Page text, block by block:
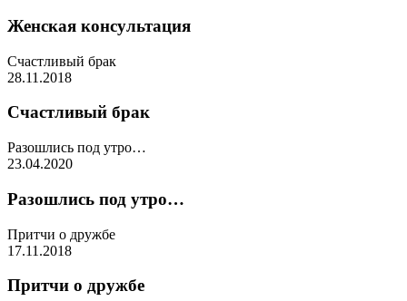
Женская консультация
Счастливый брак
28.11.2018
Счастливый брак
Разошлись под утро…
23.04.2020
Разошлись под утро…
Притчи о дружбе
17.11.2018
Притчи о дружбе